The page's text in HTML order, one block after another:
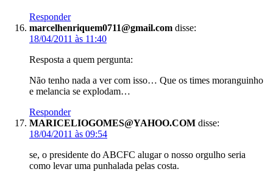
Responder
marcelhenriquem0711@gmail.com disse:
18/04/2011 às 11:40
Resposta a quem pergunta:
Não tenho nada a ver com isso… Que os times moranguinho
e melancia se explodam…
Responder
MARICELIOGOMES@YAHOO.COM disse:
18/04/2011 às 09:54
se, o presidente do ABCFC alugar o nosso orgulho seria
como levar uma punhalada pelas costa.